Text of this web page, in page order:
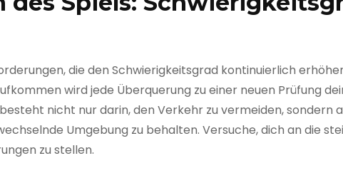
die den Schwierigkeitsgrad kontinuierlich
wird jede Überquerung zu einer neuen Prüfung
nicht nur darin, den Verkehr zu vermeiden, sondern
Umgebung zu behalten. Versuche, dich an die
zu stellen.